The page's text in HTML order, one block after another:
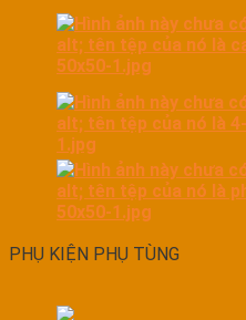
PHỤ KIỆN PHỤ TÙNG